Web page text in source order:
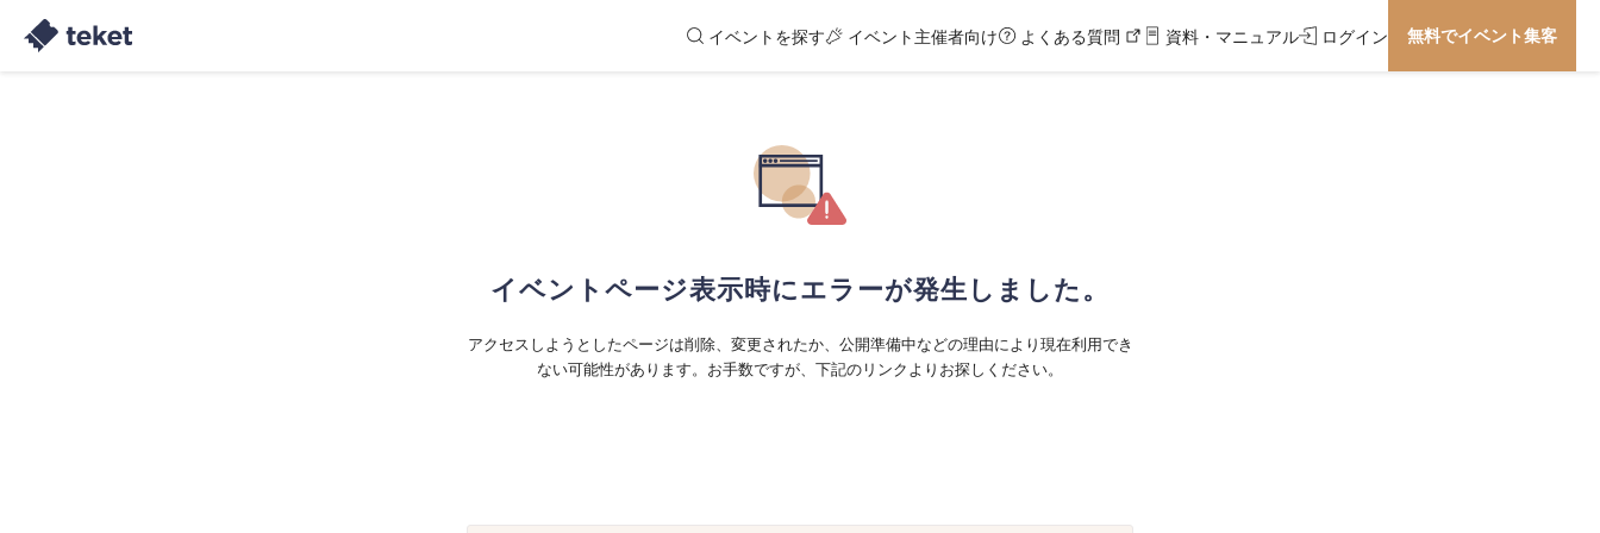
イベントを探す イベント主催者向け よくある質問 資料・マニュアル ログイン 無料でイベント集客
イベントページ表示時にエラーが発生しました。
アクセスしようとしたページは削除、変更されたか、公開準備中などの理由により現在利用でき
ない可能性があります。お手数ですが、下記のリンクよりお探しください。